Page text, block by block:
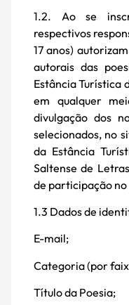
1.2. Ao se
respectivos
17 anos)
autorais das
Estância Turística
em qualquer
divulgação dos
selecionados, no
da Estância
Saltense de
de participação
1.3 Dados de
E-mail;
Categoria (por
Título da Poesia;